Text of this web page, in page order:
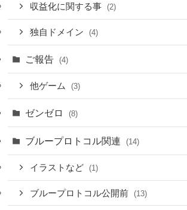
収益化に関する事 (2)
独自ドメイン (4)
ご報告 (4)
他ゲーム (3)
ゼンゼロ (8)
ブループロトコル関連 (14)
イラストなど (1)
ブループロトコル公開前 (13)